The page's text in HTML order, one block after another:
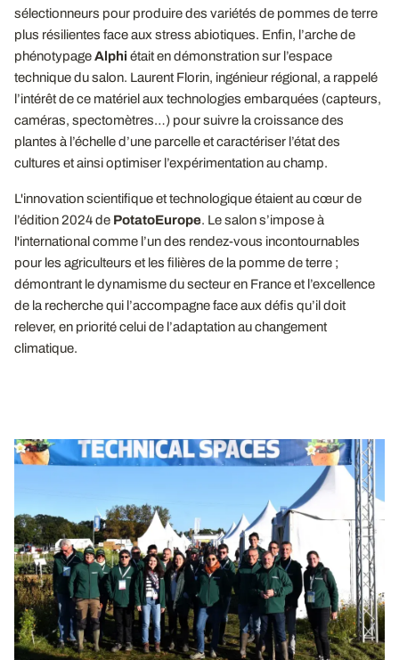
sélectionneurs pour produire des variétés de pommes de terre
plus résilientes face aux stress abiotiques. Enfin, l’arche de
phénotypageAlphi était en démonstration sur l’espace
technique du salon. Laurent Florin, ingénieur régional, a rappelé
l’intérêt de ce matériel aux technologies embarquées (capteurs,
caméras, spectomètres…) pour suivre la croissance des
plantes à l’échelle d’une parcelle et caractériser l’état des
cultures et ainsi optimiser l’expérimentation au champ.
L'innovation scientifique et technologique étaient au cœur de
l’édition 2024 de PotatoEurope. Le salon s’impose à
l'international comme l’un des rendez-vous incontournables
pour les agriculteurs et les filières de la pomme de terre ;
démontrant le dynamisme du secteur en France et l’excellence
de la recherche qui l’accompagne face aux défis qu’il doit
relever, en priorité celui de l’adaptation au changement
climatique.